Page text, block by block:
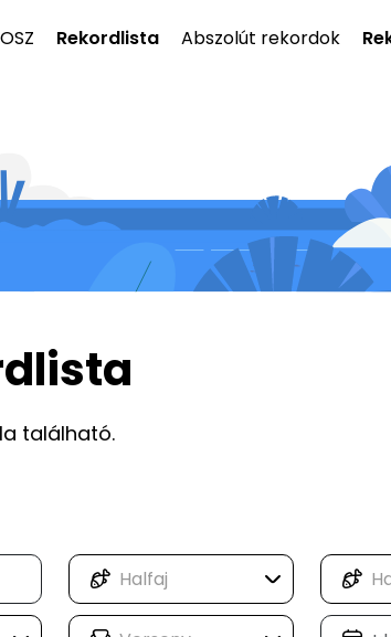
Rekordlista Abszolút rekordok
található.